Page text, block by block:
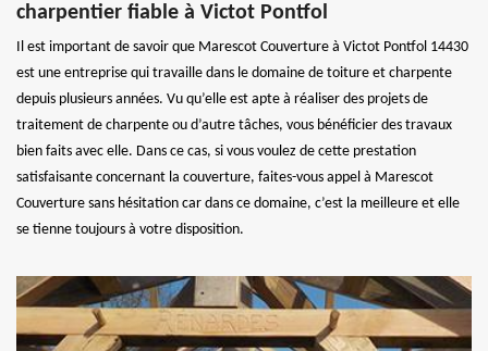
charpentier fiable à Victot Pontfol
Il est important de savoir que Marescot Couverture à Victot Pontfol 14430
est une entreprise qui travaille dans le domaine de toiture et charpente
depuis plusieurs années. Vu qu’elle est apte à réaliser des projets de
traitement de charpente ou d’autre tâches, vous bénéficier des travaux
bien faits avec elle. Dans ce cas, si vous voulez de cette prestation
satisfaisante concernant la couverture, faites-vous appel à Marescot
Couverture sans hésitation car dans ce domaine, c’est la meilleure et elle
se tienne toujours à votre disposition.